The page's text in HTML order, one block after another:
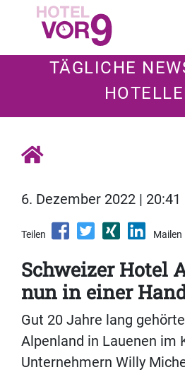
TÄGLICHE
6. Dezember 2022 | 20:41
Teilen Mailen
Schweizer Hotel
nun in einer
Gut 20 Jahre lang
Alpenland in Lauenen im
Unternehmern Willy